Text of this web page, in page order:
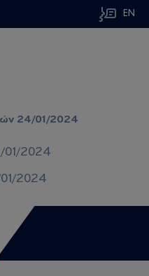
EN
24/01/2024
01/2024
01/2024